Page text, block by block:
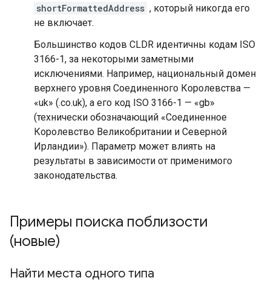
shortFormattedAddress , который никогда его
не включает.
Большинство кодов CLDR идентичны кодам ISO
3166-1, за некоторыми заметными
исключениями. Например, национальный домен
верхнего уровня Соединенного Королевства —
«uk» (.co.uk), а его код ISO 3166-1 — «gb»
(технически обозначающий «Соединенное
Королевство Великобритании и Северной
Ирландии»). Параметр может влиять на
результаты в зависимости от применимого
законодательства.
Примеры поиска поблизости
(новые)
Найти места одного типа